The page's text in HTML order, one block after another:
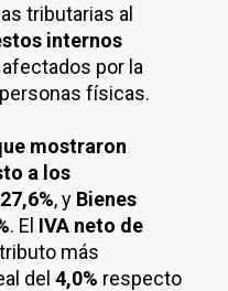
tributarias al
internos
afectados por la
físicas.
mostraron
a los
27,6%, y Bienes
. El IVA neto de
más
del 4,0% respecto